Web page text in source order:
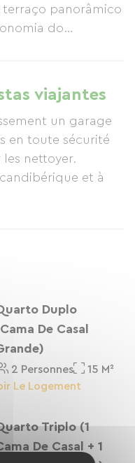
panorâmico
do
família dedicada
um sucesso.
viajantes
un garage
en toute sécurité
nettoyer.
et à
Duplo
De Casal
2 Personnes
15 M²
Le Logement
Triplo (1
De Casal + 1